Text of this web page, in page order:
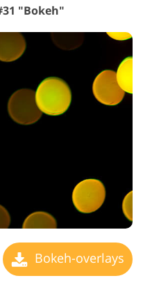
"Bokeh"
Bokeh-overlays